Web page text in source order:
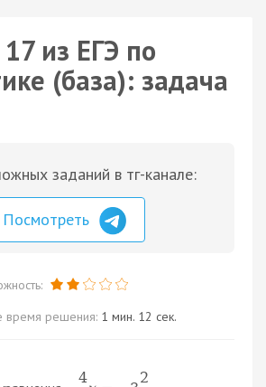
из ЕГЭ по
(база): задача
заданий в тг-канале:
Посмотреть
время решения: 1 мин. 12 сек.
4
2